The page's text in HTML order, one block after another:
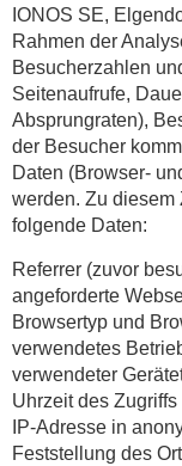
IONOS SE,
Rahmen der
Besucherzahlen
Seitenaufrufe,
Absprungraten),
der Besucher
Daten (Browser-
werden. Zu diesem
folgende Daten:
Referrer (zuvor
angeforderte
Browsertyp und
verwendetes
verwendeter
Uhrzeit des Zugriffs
IP-Adresse in
Feststellung des